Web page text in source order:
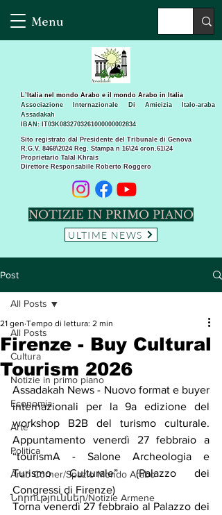
Menu
Sito registrato dal Presidente del Tribunale di Genova
R.G.V. 8468\2024 Reg. Stampa n 16\24 cron.61\24 ​
Proprietario Talal Khrais
Direttore Responsabile Roberto Roggero
L’Italia nel mondo Arabo e il mondo Arabo in Italia
Associazione Internazionale Di Amicizia Italo-araba
Assadakah
IBAN: IT03K0832703261000000002834
NOTIZIE IN PRIMO PIANO
ULTIME NEWS
Post
All Posts
Cultura
Notizie in primo piano
Economia
Arte
Politica
Arab Corner/Spazio Mondo Arabo
Նորություններ/Notizie Armene
All Posts
Firenze - Buy Cultural
Tourism 2026
21 gen Tempo di lettura: 2 min
Assadakah News - Nuovo format e buyer
internazionali per la 9a edizione del
workshop B2B del turismo culturale.
Appuntamento venerdì 27 febbraio a
“tourismA - Salone Archeologia e
Turismo Culturale” (Palazzo dei
Congressi di Firenze)
Torna venerdì 27 febbraio al Palazzo dei